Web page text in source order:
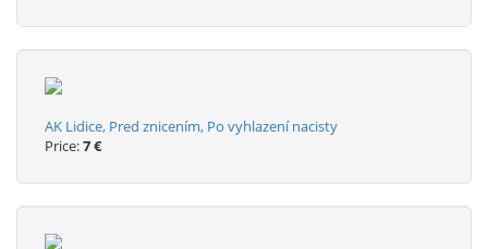
AK Lidice, Pred znicením, Po vyhlazení nacisty
Price:7 €